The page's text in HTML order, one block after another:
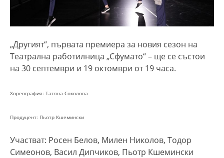
„Другият“, първата премиера за новия сезон на
Театрална работилница „Сфумато“ – ще се състои
на 30 септември и 19 октомври от 19 часа.
Хореография: Татяна Соколова
Продуцент: Пьотр Кшемински
Участват: Росен Белов, Милен Николов, Тодор
Симеонов, Васил Дипчиков, Пьотр Кшемински